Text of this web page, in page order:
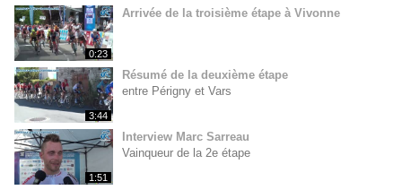
0:23
Arrivée de la troisième étape à Vivonne
3:44
Résumé de la deuxième étape
entre Périgny et Vars
1:51
Interview Marc Sarreau
Vainqueur de la 2e étape